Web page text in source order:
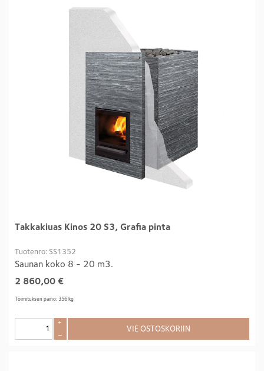
Takkakiuas Kinos 20 S3, Grafia pinta
Tuotenro: SS1352
Saunan koko 8 - 20 m3.
2 860,00 €
Toimituksen paino: 356 kg
+
–
VIE OSTOSKORIIN